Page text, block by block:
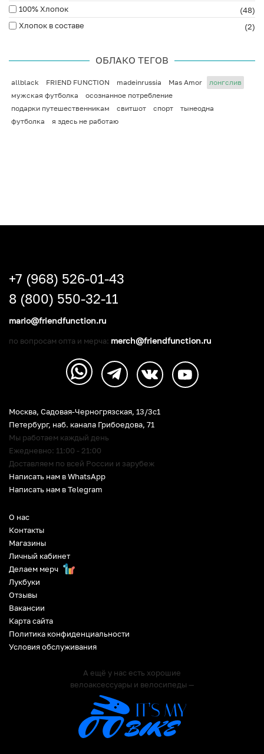
100% Хлопок
(48)
Хлопок в составе
(2)
ОБЛАКО ТЕГОВ
allblack FRIEND FUNCTION madeinrussia Mas Amor
лонгслив
мужская футболка
осознанное потребление
подарки путешественникам
свитшот спорт
тынеодна
футболка
я здесь не работаю
О нас
Контакты
Магазины
Личный кабинет
Делаем мерч
Лукбуки
Отзывы
Вакансии
Карта сайта
Политика конфиденциальности
Условия обслуживания
А ещё у нас есть хорошие
велоаксессуары и велосипеды —
Москва, Садовая-Черногрязская, 13/3c1
Петербург, наб. канала Грибоедова, 71
Мы работаем каждый день
Ежедневно: 11:00 - 21:00
Доставляем по всей России и зарубеж
Написать нам в WhatsApp
Написать нам в Telegram
+7 (968) 526-01-43
8 (800) 550-32-11
mario@friendfunction.ru
по вопросам опта и мерча: merch@friendfunction.ru